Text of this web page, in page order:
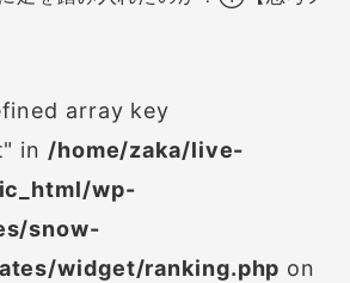
array key
in /home/zaka/live-
wp-
snow-
widget/ranking.php on